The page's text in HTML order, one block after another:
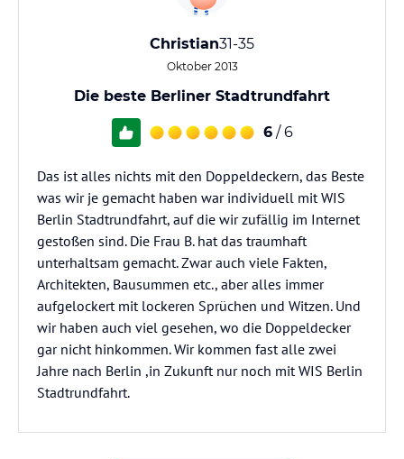
Christian31-35
Oktober 2013
Die beste Berliner Stadtrundfahrt
6 / 6
Das ist alles nichts mit den Doppeldeckern, das Beste
was wir je gemacht haben war individuell mit WIS
Berlin Stadtrundfahrt, auf die wir zufällig im Internet
gestoßen sind. Die Frau B. hat das traumhaft
unterhaltsam gemacht. Zwar auch viele Fakten,
Architekten, Bausummen etc., aber alles immer
aufgelockert mit lockeren Sprüchen und Witzen. Und
wir haben auch viel gesehen, wo die Doppeldecker
gar nicht hinkommen. Wir kommen fast alle zwei
Jahre nach Berlin ,in Zukunft nur noch mit WIS Berlin
Stadtrundfahrt.